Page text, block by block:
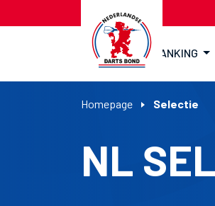
RANKING
Homepage Selectie
NL